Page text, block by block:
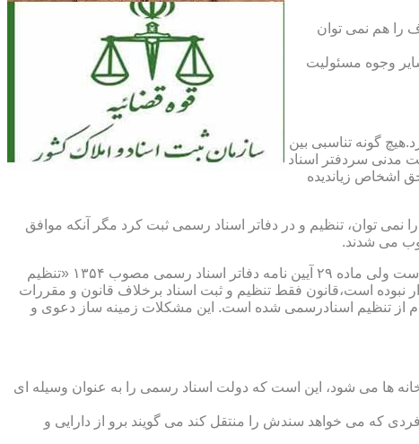
را هم نمی توان
وجوه مسئولیت
گونه تناسبی بین
مدنی سردفتر اسناد
اشخاص زیاندیده
ماده ۱۶ آیین نامه دفاتر اسناد رسمی مصوب ۱۳۱۷ مقرر شده که هیچ سندی را نمی توان، تنظیم و در دفاتر اسناد رسمی ثبت کرد مگر آنکه موافق
می شدند.
ماده ۲۹ و ثبت اسناد رسمی: قانونگذار فقط تنظیم و ثبت اسناد برخلاف قانون و مقررات موضوعه را تخلف و مستوجب مجازات دانسته است ولی ماده ۲۹ آیین نامه دفاتر اسناد رسمی مصوب ۱۳۵۴ «تنظیم
نبوده است،قانون فقط تنظیم و ثبت اسناد برخلاف قانون و مقررات
از تنظیم اسنادرسمی شده است. این مشکلات زمینه ساز دعوی و
ها می شود، این است که دولت اسناد رسمی را به عنوان وسیله ای
که می خواهد سندش را منتقل کند می گویند برو از دارایی و